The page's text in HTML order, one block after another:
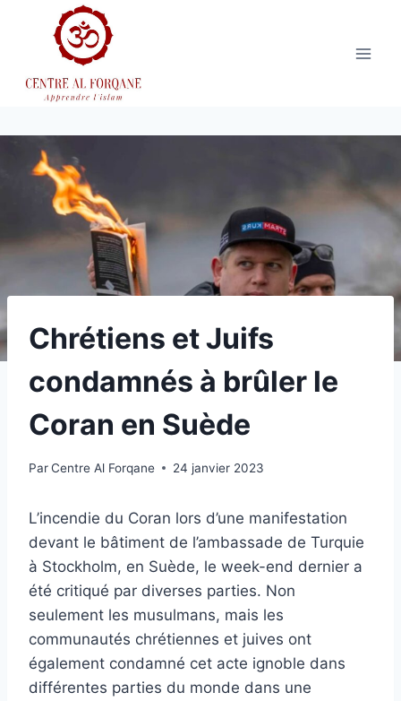
Chrétiens et Juifs
condamnés à brûler le
Coran en Suède
ParCentre Al Forqane 24 janvier 2023
L’incendie du Coran lors d’une manifestation
devant le bâtiment de l’ambassade de Turquie
à Stockholm, en Suède, le week-end dernier a
été critiqué par diverses parties. Non
seulement les musulmans, mais les
communautés chrétiennes et juives ont
également condamné cet acte ignoble dans
différentes parties du monde dans une